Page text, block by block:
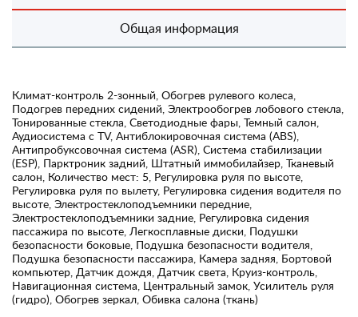
Общая информация
Климат-контроль 2-зонный, Обогрев рулевого колеса,
Подогрев передних сидений, Электрообогрев лобового стекла,
Тонированные стекла, Светодиодные фары, Темный салон,
Аудиосистема с TV, Антиблокировочная система (ABS),
Антипробуксовочная система (ASR), Система стабилизации
(ESP), Парктроник задний, Штатный иммобилайзер, Тканевый
салон, Количество мест: 5, Регулировка руля по высоте,
Регулировка руля по вылету, Регулировка сидения водителя по
высоте, Электростеклоподъемники передние,
Электростеклоподъемники задние, Регулировка сидения
пассажира по высоте, Легкосплавные диски, Подушки
безопасности боковые, Подушка безопасности водителя,
Подушка безопасности пассажира, Камера задняя, Бортовой
компьютер, Датчик дождя, Датчик света, Круиз-контроль,
Навигационная система, Центральный замок, Усилитель руля
(гидро), Обогрев зеркал, Обивка салона (ткань)